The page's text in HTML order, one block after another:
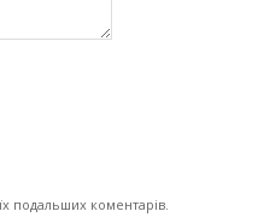
подальших коментарів.